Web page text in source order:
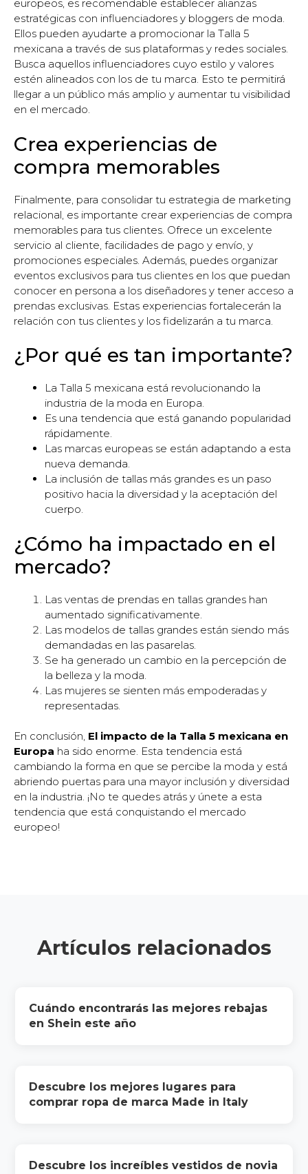
europeos, es recomendable establecer alianzas
estratégicas con influenciadores y bloggers de moda.
Ellos pueden ayudarte a promocionar la Talla 5
mexicana a través de sus plataformas y redes sociales.
Busca aquellos influenciadores cuyo estilo y valores
estén alineados con los de tu marca. Esto te permitirá
llegar a un público más amplio y aumentar tu visibilidad
en el mercado.
Crea experiencias de
compra memorables
Finalmente, para consolidar tu estrategia de marketing
relacional, es importante crear experiencias de compra
memorables para tus clientes. Ofrece un excelente
servicio al cliente, facilidades de pago y envío, y
promociones especiales. Además, puedes organizar
eventos exclusivos para tus clientes en los que puedan
conocer en persona a los diseñadores y tener acceso a
prendas exclusivas. Estas experiencias fortalecerán la
relación con tus clientes y los fidelizarán a tu marca.
¿Por qué es tan importante?
La Talla 5 mexicana está revolucionando la
industria de la moda en Europa.
Es una tendencia que está ganando popularidad
rápidamente.
Las marcas europeas se están adaptando a esta
nueva demanda.
La inclusión de tallas más grandes es un paso
positivo hacia la diversidad y la aceptación del
cuerpo.
¿Cómo ha impactado en el
mercado?
Las ventas de prendas en tallas grandes han
aumentado significativamente.
Las modelos de tallas grandes están siendo más
demandadas en las pasarelas.
Se ha generado un cambio en la percepción de
la belleza y la moda.
Las mujeres se sienten más empoderadas y
representadas.
En conclusión, El impacto de la Talla 5 mexicana en
Europa ha sido enorme. Esta tendencia está
cambiando la forma en que se percibe la moda y está
abriendo puertas para una mayor inclusión y diversidad
en la industria. ¡No te quedes atrás y únete a esta
tendencia que está conquistando el mercado
europeo!
Artículos relacionados
Cuándo encontrarás las mejores rebajas
en Shein este año
Descubre los mejores lugares para
comprar ropa de marca Made in Italy
Descubre los increíbles vestidos de novia